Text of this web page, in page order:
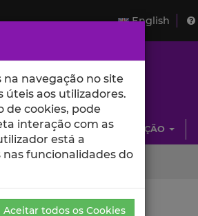
English
UNIDADES INVESTIGAÇÃO
navegação no site
aos utilizadores.
de cookies, pode
interação com as
está a
funcionalidades do
Aceitar todos os Cookies